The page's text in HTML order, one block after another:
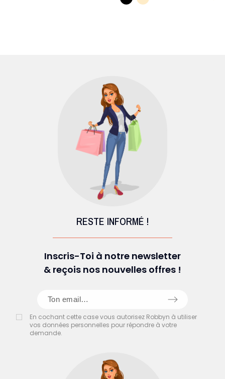
RESTE INFORMÉ !
Inscris-Toi à notre newsletter
& reçois nos nouvelles offres !
En cochant cette case vous autorisez Robbyn à utiliser
vos données personnelles pour répondre à votre
demande.